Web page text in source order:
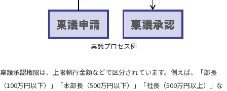
稟議プロセス例
稟議承認権限は、上限執行金額などで区分されています。例えば、「部長
（100万円以下）」「本部長（500万円以下）」「社長（500万円以上）」な